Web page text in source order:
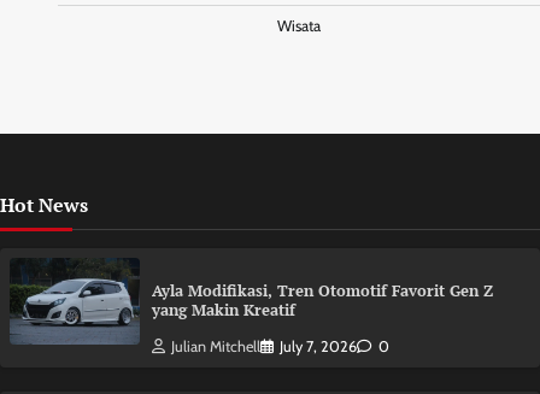
Wisata
Hot News
Ayla Modifikasi, Tren Otomotif Favorit Gen Z
yang Makin Kreatif
Julian Mitchell July 7, 2026 0